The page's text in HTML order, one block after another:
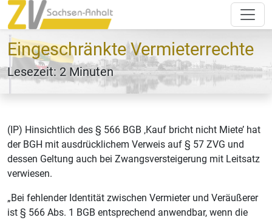
Eingeschränkte Vermieterrechte
Lesezeit: 2 Minuten
(IP) Hinsichtlich des § 566 BGB ‚Kauf bricht nicht Miete’ hat
der BGH mit ausdrücklichem Verweis auf § 57 ZVG und
dessen Geltung auch bei Zwangsversteigerung mit Leitsatz
verwiesen.
„Bei fehlender Identität zwischen Vermieter und Veräußerer
ist § 566 Abs. 1 BGB entsprechend anwendbar, wenn die